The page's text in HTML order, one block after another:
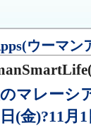
ウーマン
のマレーシ
(金)?11月